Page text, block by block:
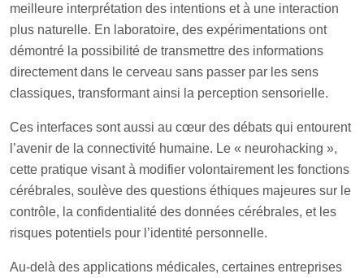
meilleure interprétation des intentions et à une interaction
plus naturelle. En laboratoire, des expérimentations ont
démontré la possibilité de transmettre des informations
directement dans le cerveau sans passer par les sens
classiques, transformant ainsi la perception sensorielle.
Ces interfaces sont aussi au cœur des débats qui entourent
l’avenir de la connectivité humaine. Le « neurohacking »,
cette pratique visant à modifier volontairement les fonctions
cérébrales, soulève des questions éthiques majeures sur le
contrôle, la confidentialité des données cérébrales, et les
risques potentiels pour l’identité personnelle.
Au-delà des applications médicales, certaines entreprises